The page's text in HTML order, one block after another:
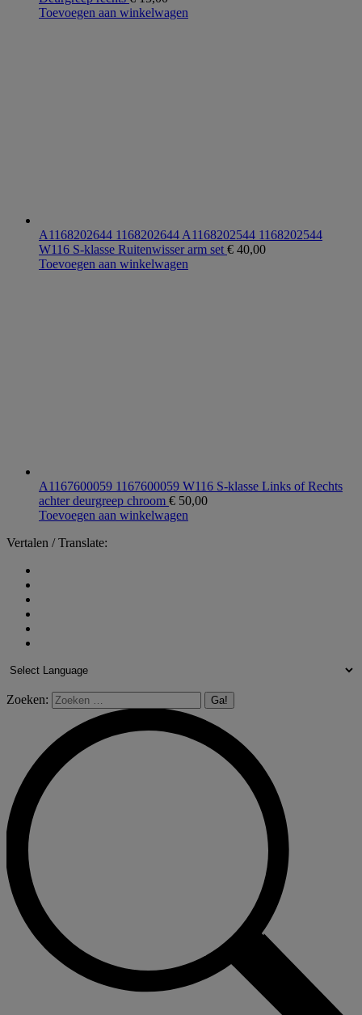
Toevoegen aan winkelwagen
A1168202644 1168202644 A1168202544 1168202544
W116 S-klasse Ruitenwisser arm set € 40,00
Toevoegen aan winkelwagen
A1167600059 1167600059 W116 S-klasse Links of Rechts
achter deurgreep chroom € 50,00
Toevoegen aan winkelwagen
Vertalen / Translate:
Zoeken: